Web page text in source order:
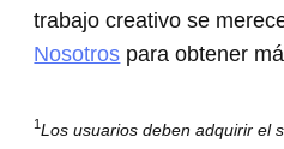
trabajo creativo se
Nosotros para obtener
1Los usuarios deben adquirir el